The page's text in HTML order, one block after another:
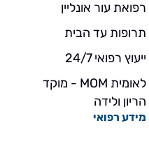
רפואת עור אונליין
תרופות עד הבית
ייעוץ רפואי 24/7
לאומית MOM - מוקד
הריון ולידה
מידע רפואי